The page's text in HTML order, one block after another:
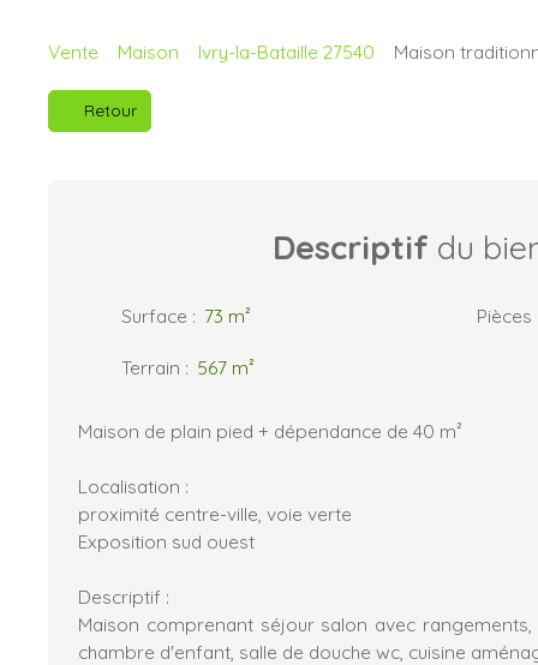
Vente Maison Ivry-la-Bataille 27540 Maison
Retour
Descriptif du
Surface : 73 m² Pièces
Terrain : 567 m²
Maison de plain pied + dépendance de 40 m²
Localisation :
proximité centre-ville, voie verte
Exposition sud ouest
Descriptif :
Maison comprenant séjour salon avec
chambre d'enfant, salle de douche wc, cuisine